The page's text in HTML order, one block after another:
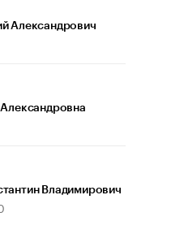
Александрович
Владимирович